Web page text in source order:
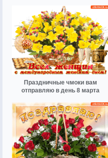
Праздничные чмоки вам
отправляю в день 8 марта